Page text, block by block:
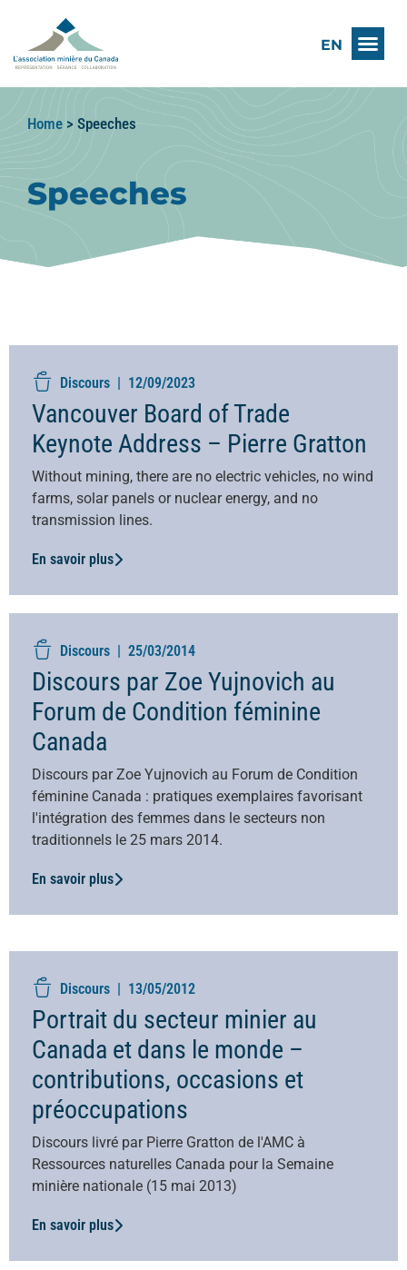
EN
Home > Speeches
Speeches
Discours | 12/09/2023
Vancouver Board of Trade
Keynote Address – Pierre Gratton
Without mining, there are no electric vehicles, no wind
farms, solar panels or nuclear energy, and no
transmission lines.
En savoir plus
Discours | 25/03/2014
Discours par Zoe Yujnovich au
Forum de Condition féminine
Canada
Discours par Zoe Yujnovich au Forum de Condition
féminine Canada : pratiques exemplaires favorisant
l'intégration des femmes dans le secteurs non
traditionnels le 25 mars 2014.
En savoir plus
Discours | 13/05/2012
Portrait du secteur minier au
Canada et dans le monde –
contributions, occasions et
préoccupations
Discours livré par Pierre Gratton de l'AMC à
Ressources naturelles Canada pour la Semaine
minière nationale (15 mai 2013)
En savoir plus